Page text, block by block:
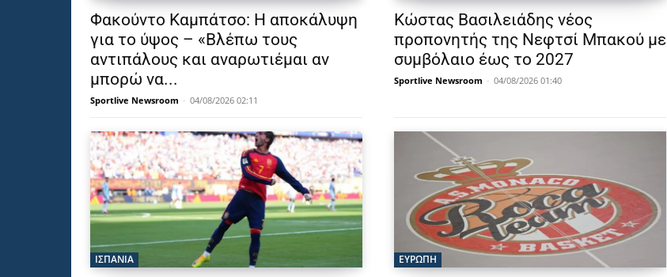
Φακούντο Καμπάτσο: Η αποκάλυψη
για το ύψος – «Βλέπω τους
αντιπάλους και αναρωτιέμαι αν
μπορώ να...
Sportlive Newsroom - 04/08/2026 02:11
Κώστας Βασιλειάδης νέος
προπονητής της Νεφτσί Μπακού με
συμβόλαιο έως το 2027
Sportlive Newsroom - 04/08/2026 01:40
ΙΣΠΑΝΙΑ ΕΥΡΩΠΗ